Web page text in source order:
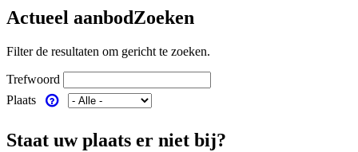
Actueel aanbodZoeken
Filter de resultaten om gericht te zoeken.
Trefwoord
Plaats
Staat uw plaats er niet bij?